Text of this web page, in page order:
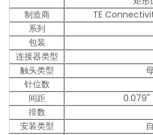
制造商
TE
系列
包装
连接器类型
触头类型
针位数
间距
0.079"
排数
安装类型